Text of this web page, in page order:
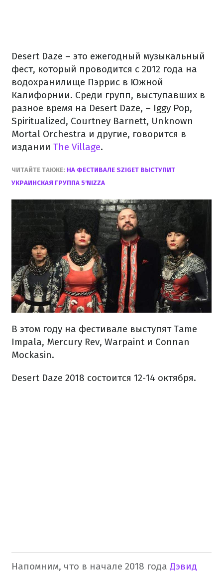
Desert Daze – это ежегодный музыкальный
фест, который проводится с 2012 года на
водохранилище Пэррис в Южной
Калифорнии. Среди групп, выступавших в
разное время на Desert Daze, – Iggy Pop,
Spiritualized, Courtney Barnett, Unknown
Mortal Orchestra и другие, говорится в
издании The Village.
ЧИТАЙТЕ ТАКЖЕ: НА ФЕСТИВАЛЕ SZIGET ВЫСТУПИТ
УКРАИНСКАЯ ГРУППА 5'NIZZA
В этом году на фестивале выступят Tame
Impala, Mercury Rev, Warpaint и Connan
Mockasin.
Desert Daze 2018 состоится 12-14 октября.
Напомним, что в начале 2018 года Дэвид